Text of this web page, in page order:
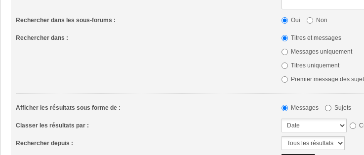
Rechercher dans les sous-forums : Oui Non
Rechercher dans :
Titres et messages
Messages uniquement
Titres uniquement
Premier message des
Afficher les résultats sous forme de : Messages Sujets
Classer les résultats par :
Rechercher depuis :